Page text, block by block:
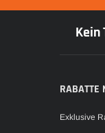
Kein
RABATTE
Exklusive